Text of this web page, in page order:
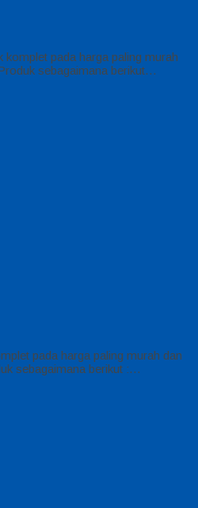
pada harga paling murah
sebagaimana berikut…
pada harga paling murah dan
sebagaimana berikut :…